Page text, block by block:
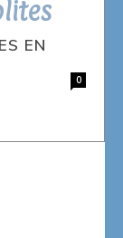
EN
0